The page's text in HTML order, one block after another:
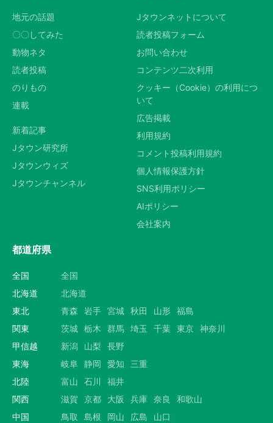
地元の話題
〇〇してみた
動物ネタ
読者投稿
のりもの
連載
新着記事
Jタウン研究所
Jタウンウィズ
Jタウンチャンネル
Jタウンネットについて
読者投稿フォーム
お問い合わせ
コンテンツ二次利用
クッキー（Cookie）の利用につ
いて
広告掲載
利用規約
コメント投稿利用規約
個人情報保護方針
SNS利用ポリシー
AIポリシー
会社案内
都道府県
全国
全国
北海道
北海道
東北
青森 岩手 宮城 秋田 山形 福島
関東
茨城 栃木 群馬 埼玉 千葉 東京 神奈川
甲信越
新潟 山梨
長野
東海
岐阜 静岡 愛知
三重
北陸
富山 石川
福井
関西
滋賀 京都 大阪 兵庫 奈良
和歌山
中国
鳥取 島根 岡山 広島 山口